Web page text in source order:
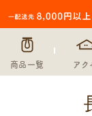
商品一覧 アク